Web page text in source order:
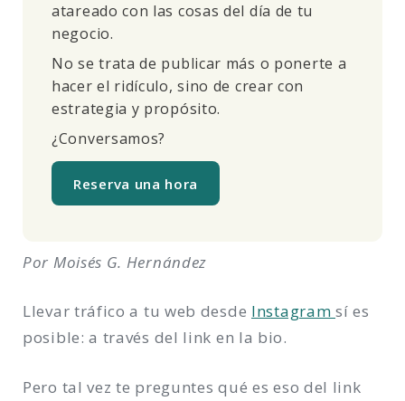
atareado con las cosas del día de tu
negocio.
No se trata de publicar más o ponerte a
hacer el ridículo, sino de crear con
estrategia y propósito.
¿Conversamos?
Reserva una hora
Por Moisés G. Hernández
Llevar tráfico a tu web desde Instagram sí es
posible: a través del link en la bio.
Pero tal vez te preguntes qué es eso del link